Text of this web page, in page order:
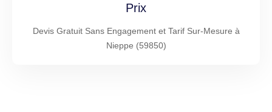
Prix
Devis Gratuit Sans Engagement et Tarif Sur-Mesure à
Nieppe (59850)